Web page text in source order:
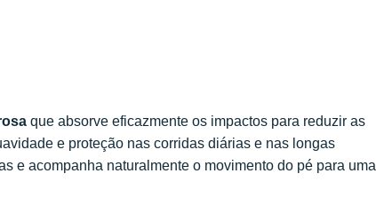
que absorve eficazmente os impactos para reduzir as
e proteção nas corridas diárias e nas longas
e acompanha naturalmente o movimento do pé para uma